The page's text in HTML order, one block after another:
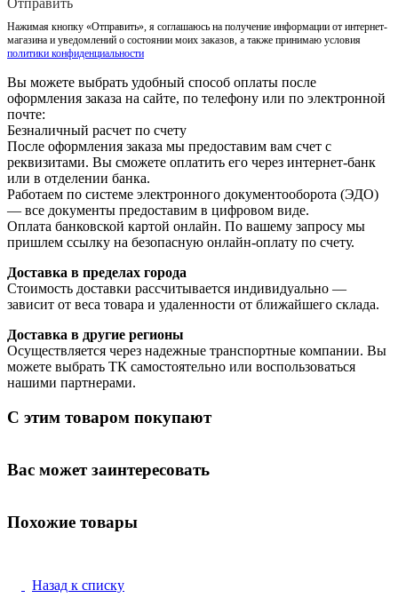
Нажимая кнопку «Отправить», я соглашаюсь на получение информации от интернет-
магазина и уведомлений о состоянии моих заказов, а также принимаю условия
политики конфиденциальности
Вы можете выбрать удобный способ оплаты после
оформления заказа на сайте, по телефону или по электронной
почте:
Безналичный расчет по счету
После оформления заказа мы предоставим вам счет с
реквизитами. Вы сможете оплатить его через интернет-банк
или в отделении банка.
Работаем по системе электронного документооборота (ЭДО)
— все документы предоставим в цифровом виде.
Оплата банковской картой онлайн. По вашему запросу мы
пришлем ссылку на безопасную онлайн-оплату по счету.
Доставка в пределах города
Стоимость доставки рассчитывается индивидуально —
зависит от веса товара и удаленности от ближайшего склада.
Доставка в другие регионы
Осуществляется через надежные транспортные компании. Вы
можете выбрать ТК самостоятельно или воспользоваться
нашими партнерами.
С этим товаром покупают
Вас может заинтересовать
Похожие товары
Назад к списку